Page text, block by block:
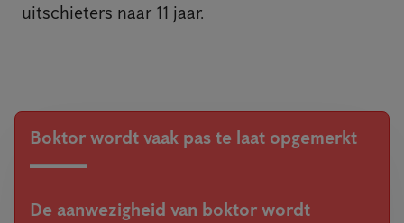
uitschieters naar 11 jaar.
Boktor wordt vaak pas te laat opgemerkt
De aanwezigheid van boktor wordt